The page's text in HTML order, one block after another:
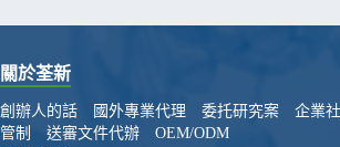
關於荃新
創辦人的話 國外專業代理 委托研究案 企業
管制
送審文件代辦 OEM/ODM